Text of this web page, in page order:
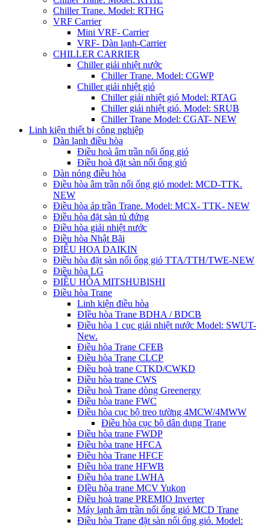
Chiller Trane. Model: RTHG
VRF Carrier
Mini VRF- Carrier
VRF- Dàn lạnh-Carrier
CHILLER CARRIER
Chiller giải nhiệt nước
Chiller Trane. Model: CGWP
Chiller giải nhiệt gió
Chiller giải nhiệt gió Model: RTAG
Chiller giải nhiệt gió. Model: SRUB
Chiller Trane Model: CGAT- NEW
Linh kiện thiết bị công nghiệp
Dàn lạnh điều hòa
Điều hoà âm trần nối ống gió
Điều hoà đặt sàn nối ống gió
Dàn nóng điều hòa
Điều hòa âm trần nối ống gió model: MCD-TTK.
NEW
Điều hòa áp trần Trane. Model: MCX- TTK- NEW
Điều hòa đặt sàn tủ đứng
Điều hòa giải nhiệt nước
Điều hòa Nhật Bãi
ĐIÊU HOA DAIKIN
Điều hòa đặt sàn nối ống gió TTA/TTH/TWE-NEW
Điều hòa LG
ĐIỀU HÒA MITSHUBISHI
Điều hòa Trane
Linh kiện điều hòa
ĐIều hòa Trane BDHA / BDCB
Điều hòa 1 cục giải nhiệt nước Model: SWUT-
New.
Điều hòa Trane CFEB
Điều hòa Trane CLCP
Điều hoà trane CTKD/CWKD
Điều hòa trane CWS
Điều hoà Trane dòng Greenergy
Điều hòa trane FWC
Điều hòa cục bộ treo tường 4MCW/4MWW
Điều hòa cục bộ dân dụng Trane
Điều hòa trane FWDP
Điều hòa trane HFCA
Điều hòa Trane HFCF
Điều hòa trane HFWB
Điều hòa trane LWHA
ĐIều hòa trane MCV Yukon
Điều hoà trane PREMIO Inverter
Máy lạnh âm trần nối ống gió MCD Trane
Điều hòa Trane đặt sàn nối ống gió. Model: